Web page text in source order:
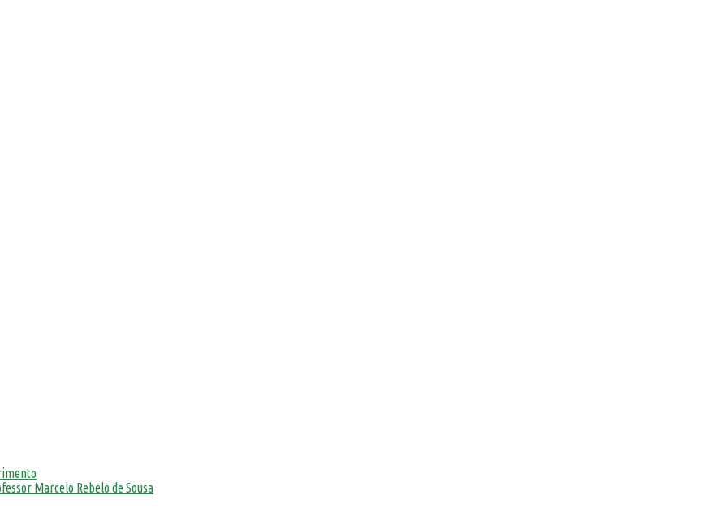
Marcelo Rebelo de Sousa